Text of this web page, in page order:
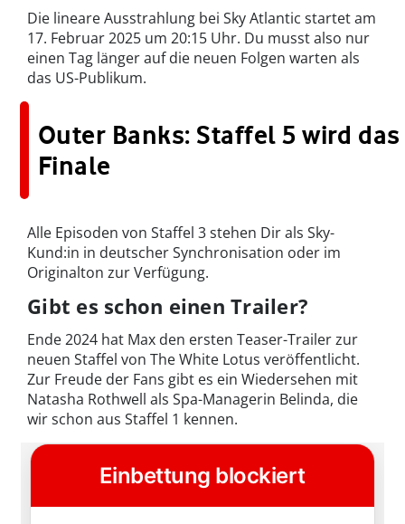
Die lineare Ausstrahlung bei Sky Atlantic startet am
17. Februar 2025 um 20:15 Uhr. Du musst also nur
einen Tag länger auf die neuen Folgen warten als
das US-Publikum.
Outer Banks: Staffel 5 wird das
Finale
Alle Episoden von Staffel 3 stehen Dir als Sky-
Kund:in in deutscher Synchronisation oder im
Originalton zur Verfügung.
Gibt es schon einen Trailer?
Ende 2024 hat Max den ersten Teaser-Trailer zur
neuen Staffel von The White Lotus veröffentlicht.
Zur Freude der Fans gibt es ein Wiedersehen mit
Natasha Rothwell als Spa-Managerin Belinda, die
wir schon aus Staffel 1 kennen.